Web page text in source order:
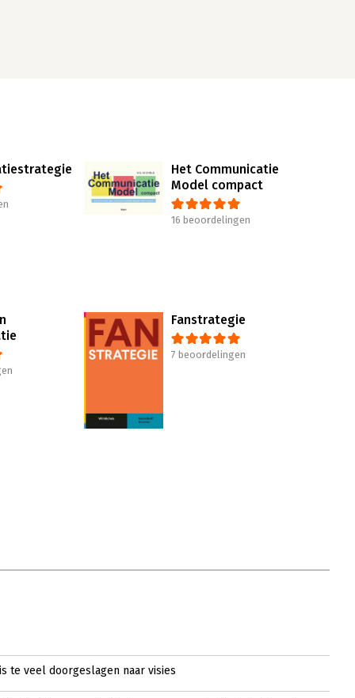
Het Communicatie
Model compact
16 beoordelingen
Fanstrategie
7 beoordelingen
te veel doorgeslagen naar visies